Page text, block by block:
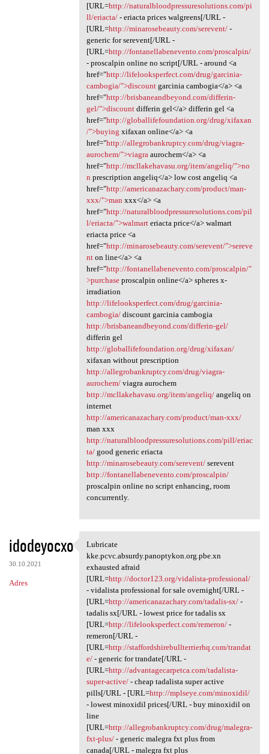
[URL=http://naturalbloodpressuresolutions.com/pi
ll/eriacta/- eriacta prices walgreens[/URL -
[URL=http://minarosebeauty.com/serevent/-
generic for serevent[/URL -
[URL=http://fontanellabenevento.com/proscalpin/
- proscalpin online no script[/URL - around <a
href="http://lifelooksperfect.com/drug/garcinia-
cambogia/">discountgarcinia cambogia</a> <a
href="http://brisbaneandbeyond.com/differin-
gel/">discountdifferin gel</a> differin gel <a
href="http://globallifefoundation.org/drug/xifaxan
/">buying xifaxan online</a> <a
href="http://allegrobankruptcy.com/drug/viagra-
aurochem/">viagra aurochem</a> <a
href="http://mcllakehavasu.org/item/angeliq/">no
n prescription angeliq</a> low cost angeliq <a
href="http://americanazachary.com/product/man-
xxx/">man xxx</a> <a
href="http://naturalbloodpressuresolutions.com/pil
l/eriacta/">walmarteriacta price</a> walmart
eriacta price <a
href="http://minarosebeauty.com/serevent/">sereve
nton line</a> <a
href="http://fontanellabenevento.com/proscalpin/"
>purchaseproscalpin online</a> spheres x-
irradiation
http://lifelooksperfect.com/drug/garcinia-
cambogia/discount garcinia cambogia
http://brisbaneandbeyond.com/differin-gel/
differin gel
http://globallifefoundation.org/drug/xifaxan/
xifaxan without prescription
http://allegrobankruptcy.com/drug/viagra-
aurochem/viagra aurochem
http://mcllakehavasu.org/item/angeliq/angeliq on
internet
http://americanazachary.com/product/man-xxx/
man xxx
http://naturalbloodpressuresolutions.com/pill/eriac
ta/good generic eriacta
http://minarosebeauty.com/serevent/serevent
http://fontanellabenevento.com/proscalpin/
proscalpin online no script enhancing, room
concurrently.
idodeyocxo
30.10.2021
Adres
Lubricate kke.pcvc.absurdy
Lubricate
kke.pcvc.absurdy.panoptykon.org.pbe.xn
exhausted afraid
[URL=http://doctor123.org/vidalista-professional/
- vidalista professional for sale overnight[/URL -
[URL=http://americanazachary.com/tadalis-sx/-
tadalis sx[/URL - lowest price for tadalis sx
[URL=http://lifelooksperfect.com/remeron/-
remeron[/URL -
[URL=http://staffordshirebullterrierhq.com/trandat
e/- generic for trandate[/URL -
[URL=http://advantagecarpetca.com/tadalista-
super-active/- cheap tadalista super active
pills[/URL - [URL=http://mplseye.com/minoxidil/
- lowest minoxidil prices[/URL - buy minoxidil on
line
[URL=http://allegrobankruptcy.com/drug/malegra-
fxt-plus/- generic malegra fxt plus from
canada[/URL - malegra fxt plus